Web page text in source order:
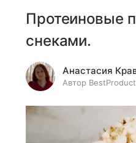
Протеиновые
снеками.
Анастасия
Автор